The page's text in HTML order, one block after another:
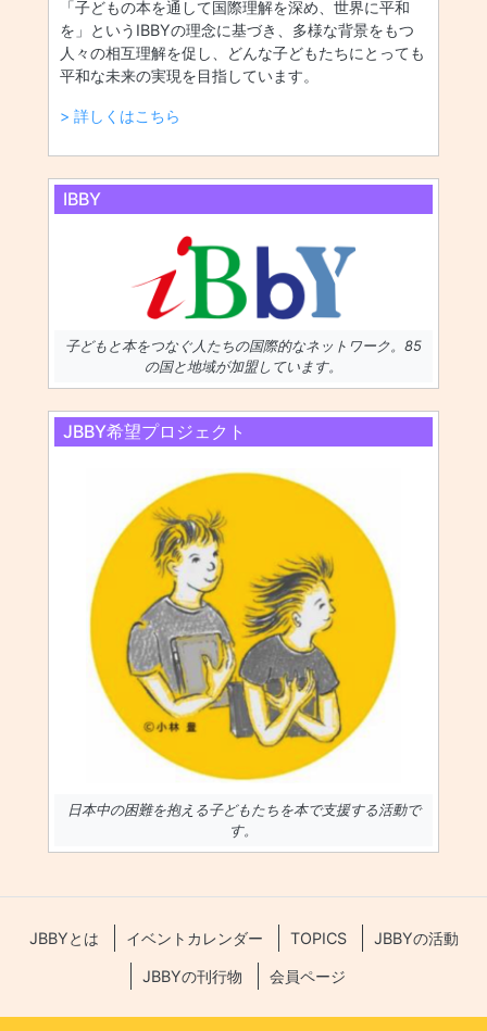
「子どもの本を通して国際理解を深め、世界に平和
を」というIBBYの理念に基づき、多様な背景をもつ
人々の相互理解を促し、どんな子どもたちにとっても
平和な未来の実現を目指しています。
> 詳しくはこちら
IBBY
子どもと本をつなぐ人たちの国際的なネットワーク。85
の国と地域が加盟しています。
JBBY希望プロジェクト
日本中の困難を抱える子どもたちを本で支援する活動で
す。
JBBYとは イベントカレンダー TOPICS JBBYの活動
JBBYの刊行物 会員ページ